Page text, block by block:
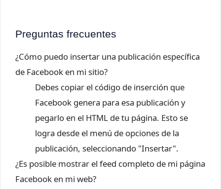
Preguntas frecuentes
¿Cómo puedo insertar una publicación específica
de Facebook en mi sitio?
Debes copiar el código de inserción que
Facebook genera para esa publicación y
pegarlo en el HTML de tu página. Esto se
logra desde el menú de opciones de la
publicación, seleccionando "Insertar".
¿Es posible mostrar el feed completo de mi página
Facebook en mi web?